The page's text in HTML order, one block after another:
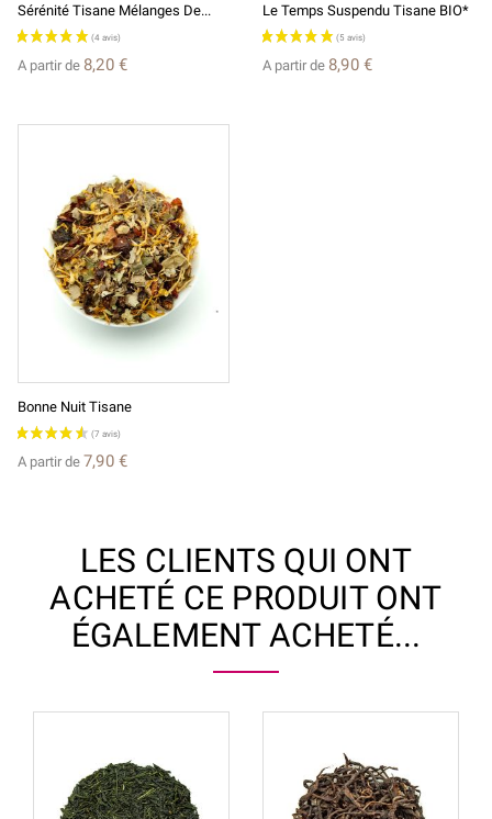
Sérénité Tisane Mélanges De...
A partir de 8,20 €
Le Temps Suspendu Tisane BIO*
A partir de 8,90 €
Bonne Nuit Tisane
A partir de 7,90 €
LES CLIENTS QUI ONT
ACHETÉ CE PRODUIT ONT
ÉGALEMENT ACHETÉ...